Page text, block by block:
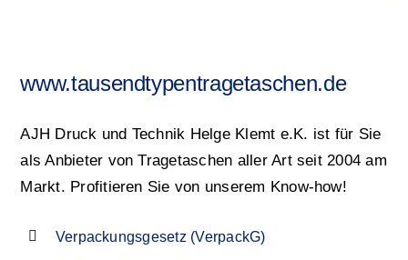
www.tausendtypentragetaschen.de
AJH Druck und Technik Helge Klemt e.K. ist für Sie
als Anbieter von Tragetaschen aller Art seit 2004 am
Markt. Profitieren Sie von unserem Know-how!
Verpackungsgesetz (VerpackG)